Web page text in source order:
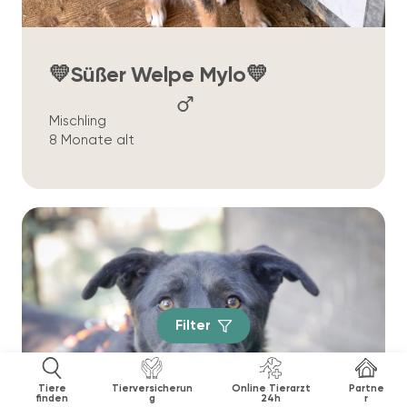
Tiere
finden
Tierversicherun
g
Online Tierarzt
24h
Partne
r
💛Süßer Welpe Mylo💛
Mischling
8 Monate alt
Filter